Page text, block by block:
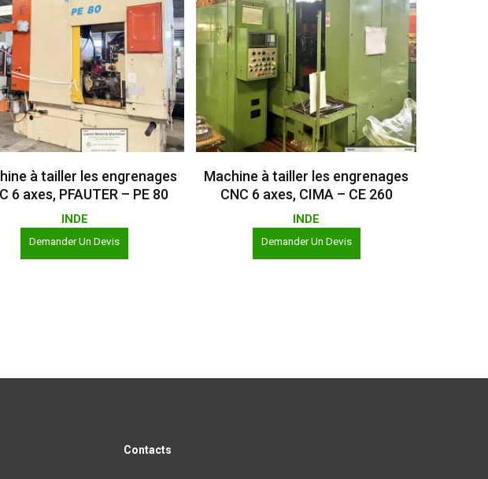
Lire La Suite
à tailler les engrenages
6 axes, PFAUTER – PE 80
INDE
Demander Un Devis
Lire La Suite
Machine à tailler les engrenages
CNC 6 axes, CIMA – CE 260
INDE
Demander Un Devis
Contacts